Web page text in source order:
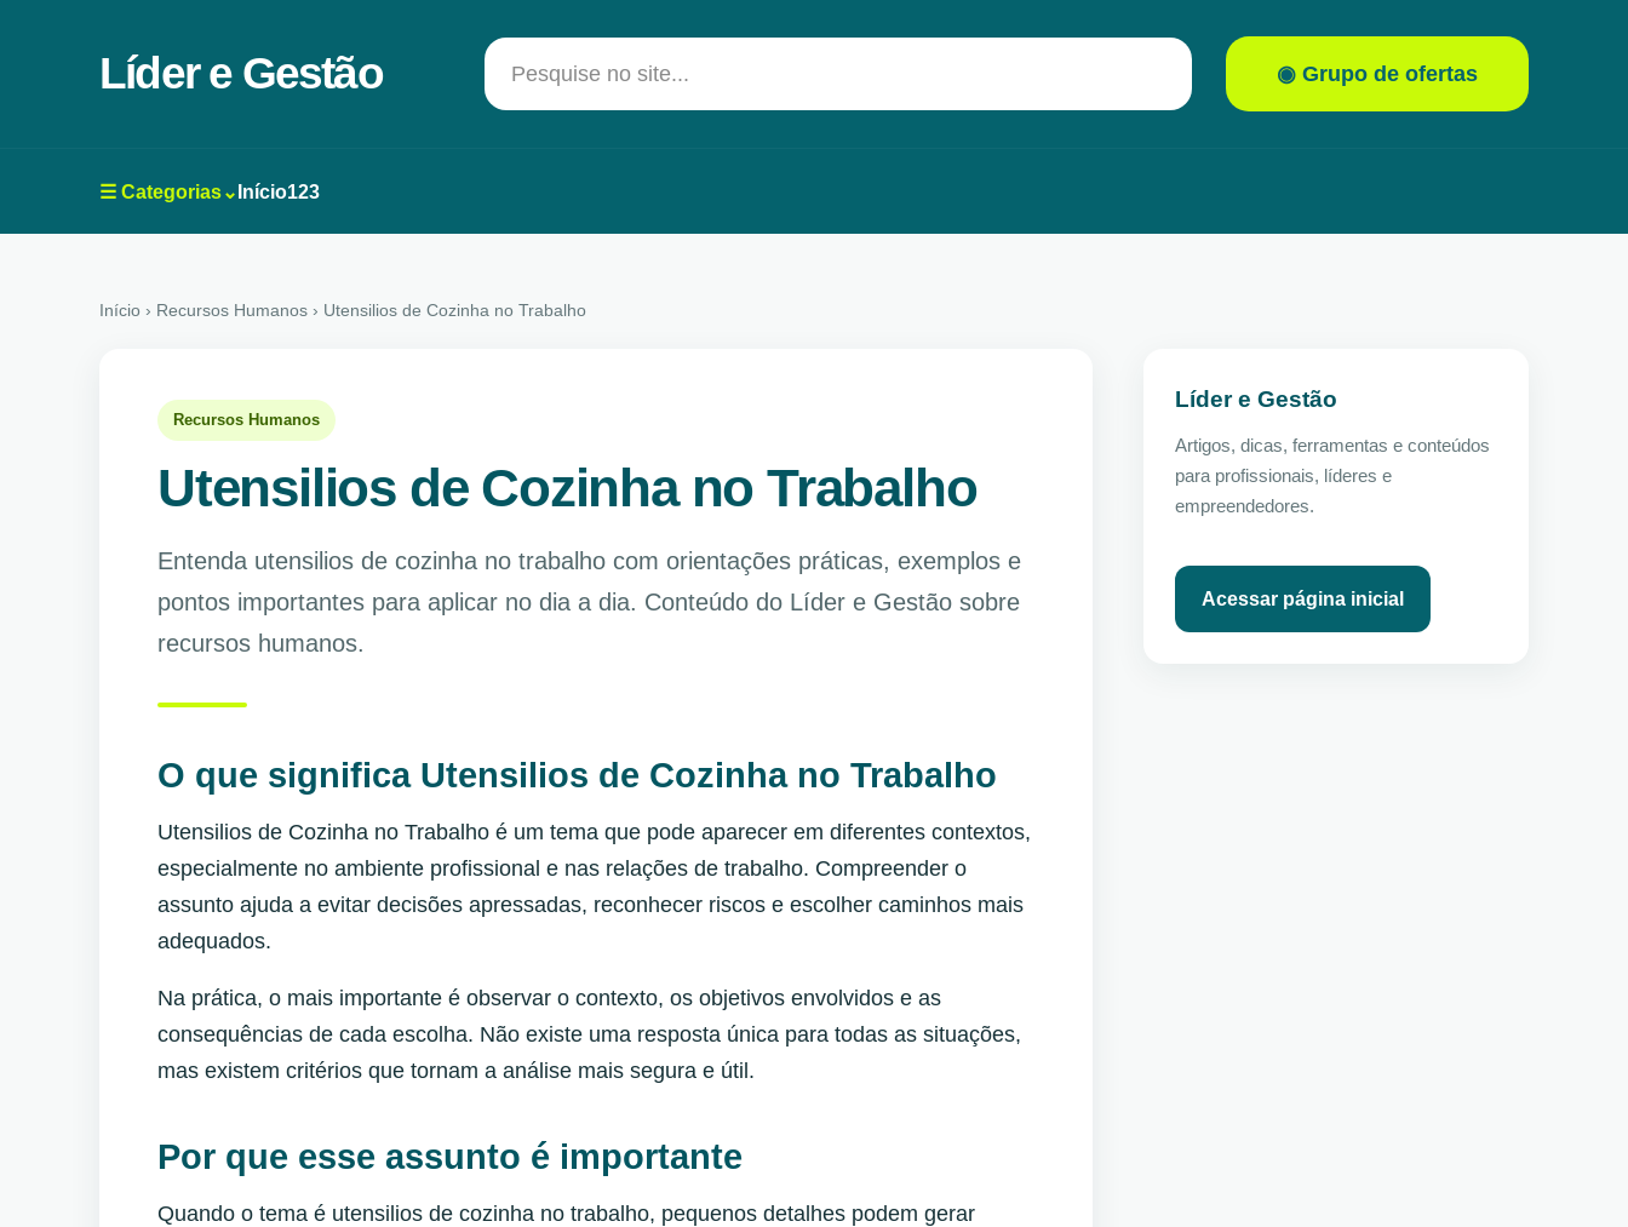
Líder e Gestão Pesquise no site... ◉ Grupo de ofertas
☰ Categorias⌄ Início123
Início › Recursos Humanos › Utensilios de Cozinha no Trabalho
Recursos Humanos
Utensilios de Cozinha no Trabalho
Entenda utensilios de cozinha no trabalho com orientações práticas, exemplos e
pontos importantes para aplicar no dia a dia. Conteúdo do Líder e Gestão sobre
recursos humanos.
O que significa Utensilios de Cozinha no Trabalho
Utensilios de Cozinha no Trabalho é um tema que pode aparecer em diferentes contextos,
especialmente no ambiente profissional e nas relações de trabalho. Compreender o
assunto ajuda a evitar decisões apressadas, reconhecer riscos e escolher caminhos mais
adequados.
Na prática, o mais importante é observar o contexto, os objetivos envolvidos e as
consequências de cada escolha. Não existe uma resposta única para todas as situações,
mas existem critérios que tornam a análise mais segura e útil.
Por que esse assunto é importante
Quando o tema é utensilios de cozinha no trabalho, pequenos detalhes podem gerar
Líder e Gestão
Artigos, dicas, ferramentas e conteúdos
para profissionais, líderes e
empreendedores.
Acessar página inicial